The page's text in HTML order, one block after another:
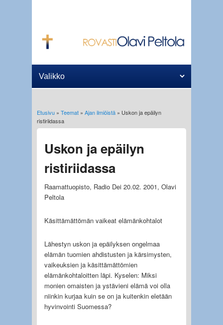
Olet täällä
Etusivu» Teemat» Ajan ilmiöistä» Uskon ja epäilyn
ristiriidassa
Uskon ja epäilyn
ristiriidassa
Raamattuopisto, Radio Dei 20.02. 2001, Olavi
Peltola
Käsittämättömän vaikeat elämänkohtalot
Lähestyn uskon ja epäilyksen ongelmaa
elämän tuomien ahdistusten ja kärsimysten,
vaikeuksien ja käsittämättömien
elämänkohtaloitten läpi. Kyselen: Miksi
monien omaisten ja ystävieni elämä voi olla
niinkin kurjaa kuin se on ja kuitenkin eletään
hyvinvointi Suomessa?